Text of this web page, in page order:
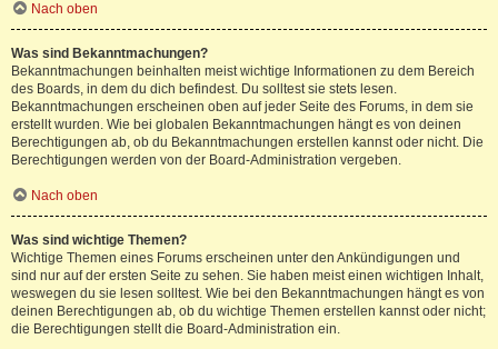
Nach oben
Was sind Bekanntmachungen?
Bekanntmachungen beinhalten meist wichtige Informationen zu dem Bereich
des Boards, in dem du dich befindest. Du solltest sie stets lesen.
Bekanntmachungen erscheinen oben auf jeder Seite des Forums, in dem sie
erstellt wurden. Wie bei globalen Bekanntmachungen hängt es von deinen
Berechtigungen ab, ob du Bekanntmachungen erstellen kannst oder nicht. Die
Berechtigungen werden von der Board-Administration vergeben.
Nach oben
Was sind wichtige Themen?
Wichtige Themen eines Forums erscheinen unter den Ankündigungen und
sind nur auf der ersten Seite zu sehen. Sie haben meist einen wichtigen Inhalt,
weswegen du sie lesen solltest. Wie bei den Bekanntmachungen hängt es von
deinen Berechtigungen ab, ob du wichtige Themen erstellen kannst oder nicht;
die Berechtigungen stellt die Board-Administration ein.